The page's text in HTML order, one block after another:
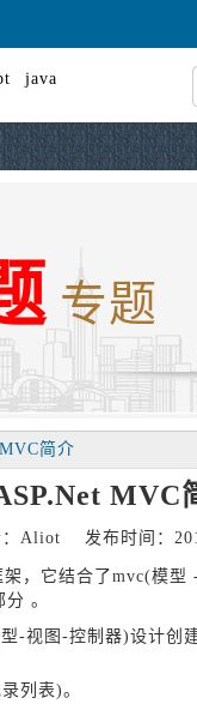
java
专题
简介
MVC
：Aliot 发布时间：
，它结合了mvc(模
。
-视图-控制器)设计创
列表)。